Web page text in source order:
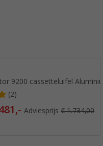
9200 cassetteluifel
(2)
Adviesprijs€ 1.734,00